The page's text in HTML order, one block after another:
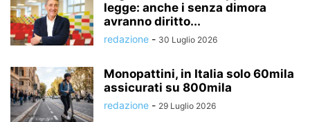
legge: anche i senza dimora
avranno diritto...
redazione - 30 Luglio 2026
Monopattini, in Italia solo 60mila
assicurati su 800mila
redazione - 29 Luglio 2026